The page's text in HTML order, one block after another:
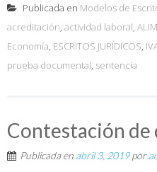
Publicada en Modelos de
acreditación, actividad laboral,
Economía, ESCRITOS JURÍDICOS,
prueba documental, sentencia
Contestación de
Publicada en abril 3, 2019por